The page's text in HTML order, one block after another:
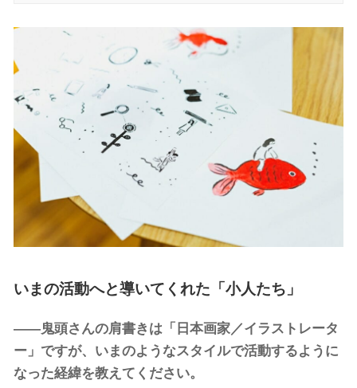
いまの活動へと導いてくれた「小人たち」
――鬼頭さんの肩書きは「日本画家／イラストレータ
ー」ですが、いまのようなスタイルで活動するように
なった経緯を教えてください。